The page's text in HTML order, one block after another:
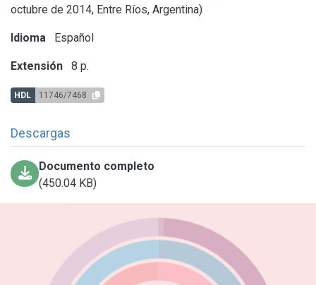
octubre de 2014, Entre Ríos, Argentina)
Idioma Español
Extensión 8 p.
HDL 11746/7468
Descargas
Documento completo
(450.04 KB)